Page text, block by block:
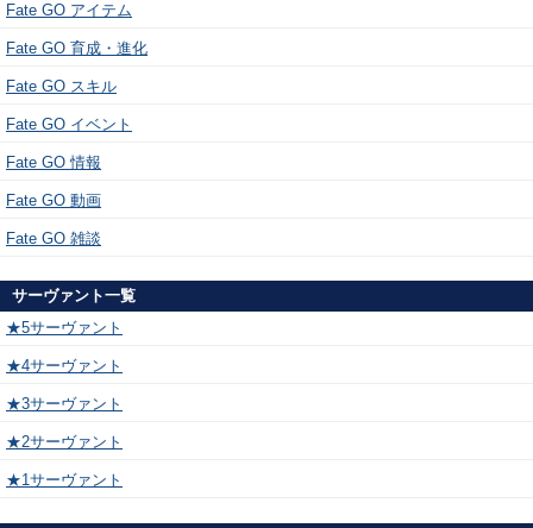
Fate GO アイテム
Fate GO 育成・進化
Fate GO スキル
Fate GO イベント
Fate GO 情報
Fate GO 動画
Fate GO 雑談
サーヴァント一覧
★5サーヴァント
★4サーヴァント
★3サーヴァント
★2サーヴァント
★1サーヴァント